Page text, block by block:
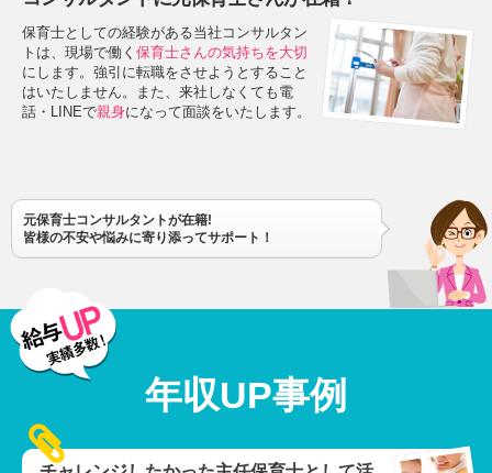
保育士としての経験がある当社コンサルタン
トは、現場で働く 保育士さんの気持ちを大切
にします。強引に転職をさせようとすること
はいたしません。また、来社しなくても電
話・LINEで親身になって面談をいたします。
元保育士コンサルタントが在籍!
皆様の不安や悩みに寄り添ってサポート！
年収UP事例